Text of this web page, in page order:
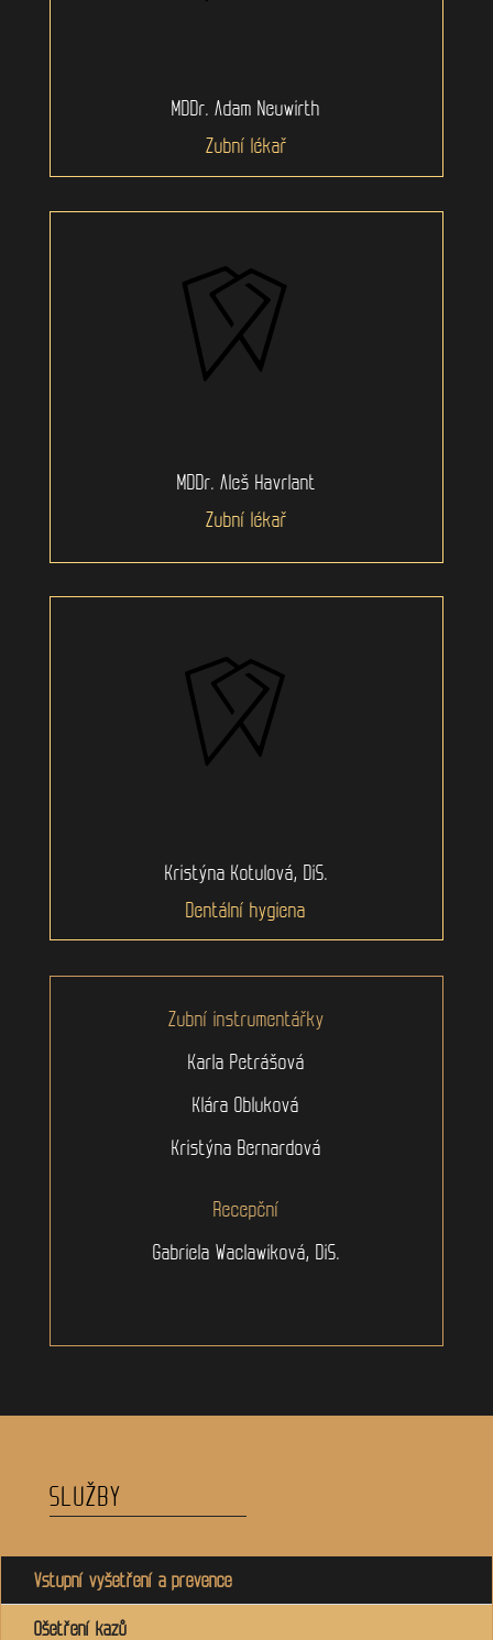
MDDr. Adam Neuwirth
Zubní lékař
MDDr. Aleš Havrlant
Zubní lékař
Kristýna Kotulová, DiS.
Dentální hygiena
Zubní instrumentářky
Karla Petrášová
Klára Obluková
Kristýna Bernardová
Recepční
Gabriela Waclawiková, DiS.
SLUŽBY
Vstupní vyšetření a prevence
Ošetření kazů